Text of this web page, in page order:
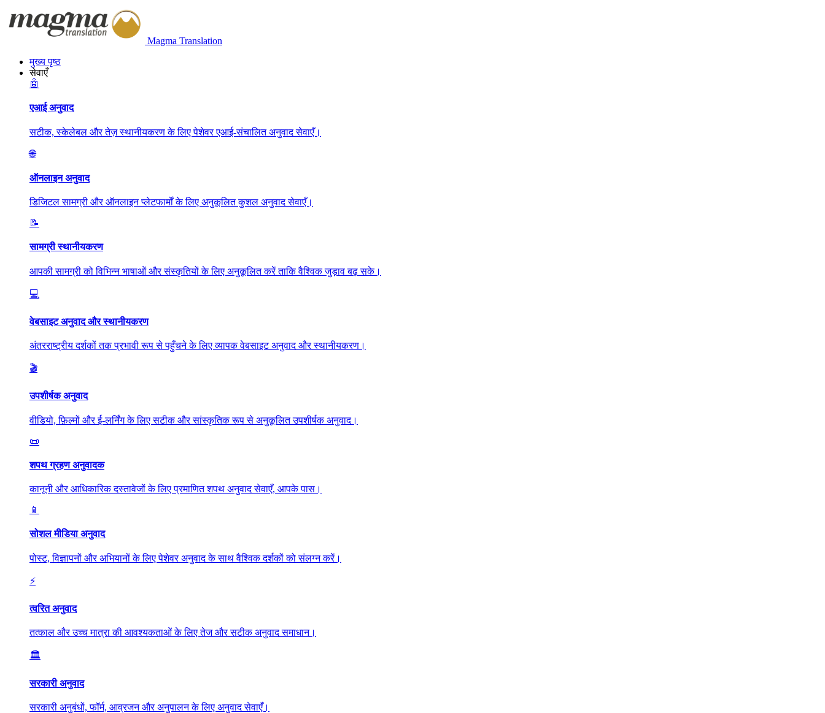
Magma Translation
मुख्य पृष्ठ
सेवाएँ
🤖
एआई अनुवाद
सटीक, स्केलेबल और तेज़ स्थानीयकरण के लिए पेशेवर एआई-संचालित अनुवाद सेवाएँ।
🌐
ऑनलाइन अनुवाद
डिजिटल सामग्री और ऑनलाइन प्लेटफार्मों के लिए अनुकूलित कुशल अनुवाद सेवाएँ।
📝
सामग्री स्थानीयकरण
आपकी सामग्री को विभिन्न भाषाओं और संस्कृतियों के लिए अनुकूलित करें ताकि वैश्विक जुड़ाव बढ़ सके।
💻
वेबसाइट अनुवाद और स्थानीयकरण
अंतरराष्ट्रीय दर्शकों तक प्रभावी रूप से पहुँचने के लिए व्यापक वेबसाइट अनुवाद और स्थानीयकरण।
🎬
उपशीर्षक अनुवाद
वीडियो, फ़िल्मों और ई-लर्निंग के लिए सटीक और सांस्कृतिक रूप से अनुकूलित उपशीर्षक अनुवाद।
📜
शपथ ग्रहण अनुवादक
कानूनी और आधिकारिक दस्तावेजों के लिए प्रमाणित शपथ अनुवाद सेवाएँ, आपके पास।
📱
सोशल मीडिया अनुवाद
पोस्ट, विज्ञापनों और अभियानों के लिए पेशेवर अनुवाद के साथ वैश्विक दर्शकों को संलग्न करें।
⚡
त्वरित अनुवाद
तत्काल और उच्च मात्रा की आवश्यकताओं के लिए तेज और सटीक अनुवाद समाधान।
🏛️
सरकारी अनुवाद
सरकारी अनुबंधों, फॉर्म, आव्रजन और अनुपालन के लिए अनुवाद सेवाएँ।